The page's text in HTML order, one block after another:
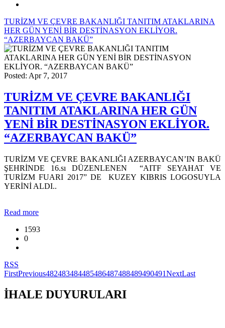
TURİZM VE ÇEVRE BAKANLIĞI TANITIM ATAKLARINA
HER GÜN YENİ BİR DESTİNASYON EKLİYOR.
“AZERBAYCAN BAKÜ”
Posted: Apr 7, 2017
TURİZM VE ÇEVRE BAKANLIĞI
TANITIM ATAKLARINA HER GÜN
YENİ BİR DESTİNASYON EKLİYOR.
“AZERBAYCAN BAKÜ”
TURİZM VE ÇEVRE BAKANLIĞI AZERBAYCAN’IN BAKÜ
ŞEHRİNDE 16.sı DÜZENLENEN “AITF SEYAHAT VE
TURİZM FUARI 2017” DE KUZEY KIBRIS LOGOSUYLA
YERİNİ ALDI..
Read more
1593
0
RSS
FirstPrevious482483484485486487488489490491NextLast
İHALE DUYURULARI